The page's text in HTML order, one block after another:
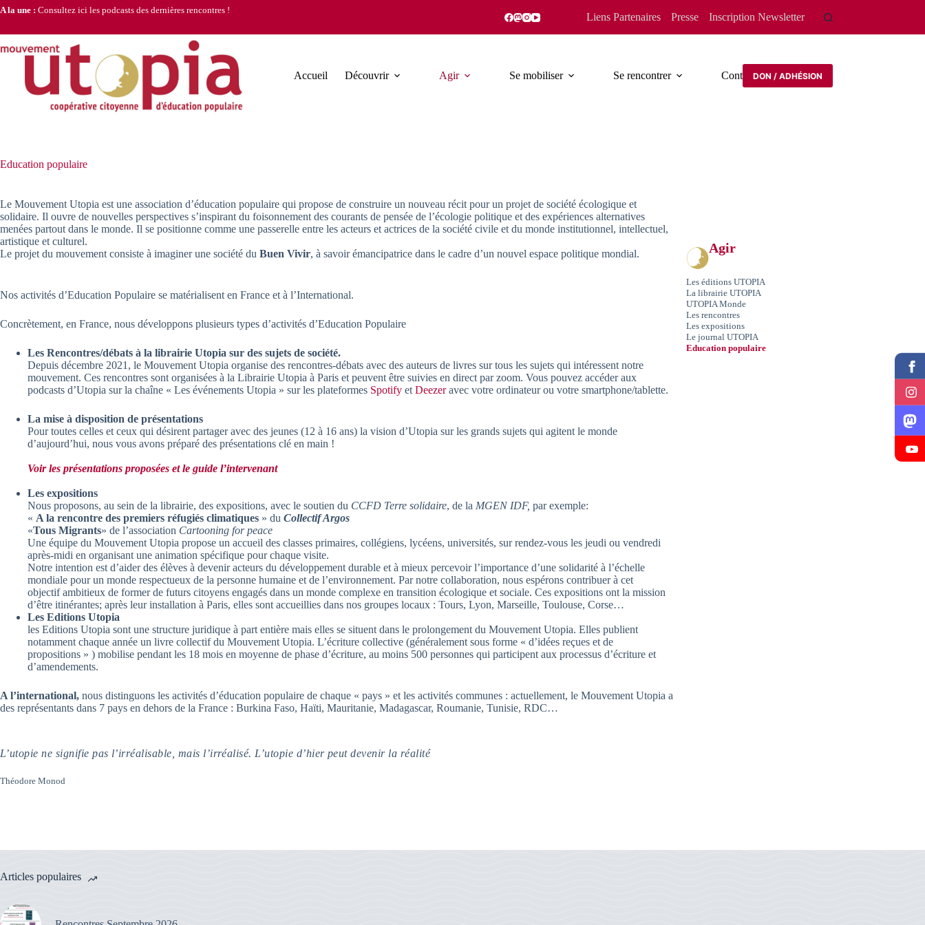
Passer
A la une : Consultez ici les podcasts des dernières rencontres !
Liens Partenaires Presse Inscription Newsletter
Accueil Découvrir Agir Se mobiliser Se rencontrer ContactDON / ADHÉSION
Education populaire
Le Mouvement Utopia est une association d’éducation populaire qui propose de construire un nouveau récit pour un projet de société écologique et
solidaire. Il ouvre de nouvelles perspectives s’inspirant du foisonnement des courants de pensée de l’écologie politique et des expériences alternatives
menées partout dans le monde. Il se positionne comme une passerelle entre les acteurs et actrices de la société civile et du monde institutionnel, intellectuel,
artistique et culturel.
Le projet du mouvement consiste à imaginer une société du Buen Vivir, à savoir émancipatrice dans le cadre d’un nouvel espace politique mondial.
Nos activités d’Education Populaire se matérialisent en France et à l’International.
Concrètement, en France, nous développons plusieurs types d’activités d’Education Populaire
Les Rencontres/débats à la librairie Utopia sur des sujets de société.
Depuis décembre 2021, le Mouvement Utopia organise des rencontres-débats avec des auteurs de livres sur tous les sujets qui intéressent notre
mouvement. Ces rencontres sont organisées à la Librairie Utopia à Paris et peuvent être suivies en direct par zoom. Vous pouvez accéder aux
podcasts d’Utopia sur la chaîne « Les événements Utopia » sur les plateformes Spotify et Deezeravec votre ordinateur ou votre smartphone/tablette.
La mise à disposition de présentations
Pour toutes celles et ceux qui désirent partager avec des jeunes (12 à 16 ans) la vision d’Utopia sur les grands sujets qui agitent le monde
d’aujourd’hui, nous vous avons préparé des présentations clé en main !
Voir les présentations proposées et le guide l’intervenant
Les expositions
Nous proposons, au sein de la librairie, des expositions, avec le soutien du CCFD Terre solidaire, de la MGEN IDF, par exemple:
« A la rencontre des premiers réfugiés climatiques » du Collectif Argos
«Tous Migrants» de l’association Cartooning for peace
Une équipe du Mouvement Utopia propose un accueil des classes primaires, collégiens, lycéens, universités, sur rendez-vous les jeudi ou vendredi
après-midi en organisant une animation spécifique pour chaque visite.
Notre intention est d’aider des élèves à devenir acteurs du développement durable et à mieux percevoir l’importance d’une solidarité à l’échelle
mondiale pour un monde respectueux de la personne humaine et de l’environnement. Par notre collaboration, nous espérons contribuer à cet
objectif ambitieux de former de futurs citoyens engagés dans un monde complexe en transition écologique et sociale. Ces expositions ont la mission
d’être itinérantes; après leur installation à Paris, elles sont accueillies dans nos groupes locaux : Tours, Lyon, Marseille, Toulouse, Corse…
Les Editions Utopia
les Editions Utopia sont une structure juridique à part entière mais elles se situent dans le prolongement du Mouvement Utopia. Elles publient
notamment chaque année un livre collectif du Mouvement Utopia. L’écriture collective (généralement sous forme « d’idées reçues et de
propositions » ) mobilise pendant les 18 mois en moyenne de phase d’écriture, au moins 500 personnes qui participent aux processus d’écriture et
d’amendements.
A l’international, nous distinguons les activités d’éducation populaire de chaque « pays » et les activités communes : actuellement, le Mouvement Utopia a
des représentants dans 7 pays en dehors de la France : Burkina Faso, Haïti, Mauritanie, Madagascar, Roumanie, Tunisie, RDC…
L’utopie ne signifie pas l’irréalisable, mais l’irréalisé. L’utopie d’hier peut devenir la réalité
Théodore Monod
Agir
Les éditions UTOPIA
La librairie UTOPIA
UTOPIA Monde
Les rencontres
Les expositions
Le journal UTOPIA
Education populaire
Articles populaires